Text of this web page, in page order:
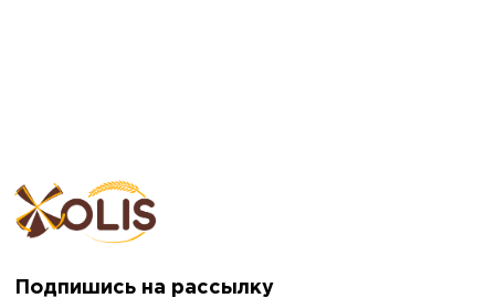
Подпишись на рассылку